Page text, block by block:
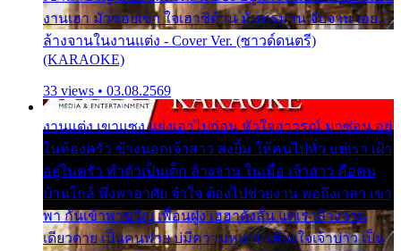
งานเฮา มัวซอยเขา ใจเฮาซิด้าน มันทรมาน จับจาน เอย…
ล้างจานในงานแต่ง - Cover Ver. (ซาวด์ดนตรี)
(KARAOKE)
33 views • 03.08.2569
งานแต่ง เขาแซง แย่งเอาไปก่อน หัวใจอาวรณ์ มาซ่อน อยู่
ในห้องครัว ข้างนอกเจ้าสาว ส่งยิ้ม ให้คนไปทั่ว แต่เรา เฝ้า
อยู่ในครัว ทำตัวเป็นเด็ก ล้างจาน ในเมื่อ เจ้าสาว คือคน
บ้านใกล้ พึ่งพาอาศัย จำใจ ต้องไปช่วยงาน พอถึงเวลา เขา
พา กันเข้าพาขวัญ เพื่อนฝูง เฮฮาดังลั่น แต่เราล้างจาน
เดียวดาย เป็นคนพ่าย บ่มีความหมาย เคียงใจเจ้าบ่าว เป็น